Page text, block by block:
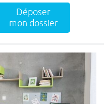
Déposer
mon dossier